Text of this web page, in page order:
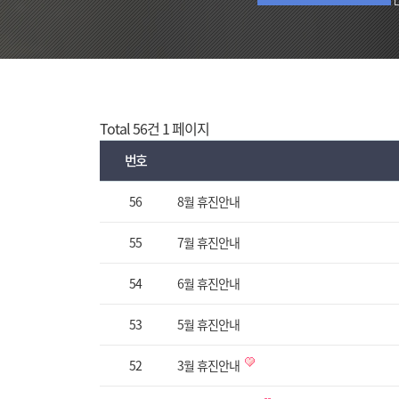
Total 56건 1 페이지
번호
56 8월 휴진안내
55 7월 휴진안내
54 6월 휴진안내
53 5월 휴진안내
52 3월 휴진안내